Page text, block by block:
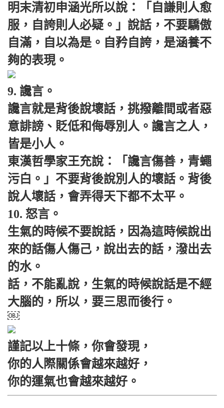
明末清初申涵光所以說：「自謙則人愈
服，自誇則人必疑。」說話，不要驕傲
自滿，自以為是。自矜自誇，是涵養不
夠的表現。
9. 讒言。
讒言就是背後說壞話，挑撥離間或者惡
意誹謗、貶低和侮辱別人。讒言之人，
皆是小人。
東漢哲學家王充說：「讒言傷善，青蠅
污白。」不要背後說別人的壞話。背後
說人壞話，會弄得天下都不太平。
10. 怒言。
生氣的時候不要說話，因為這時候說出
來的話傷人傷己，說出去的話，潑出去
的水。
話，不能亂說，生氣的時候說話是不經
大腦的，所以，要三思而後行。
￼
謹記以上十條，你會發現，
你的人際關係會越來越好，
你的運氣也會越來越好。